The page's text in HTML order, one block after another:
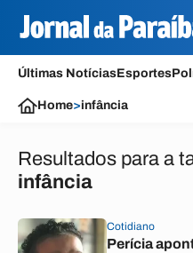
Últimas NotíciasEsportes
Home>infância
Resultados para a
infância
Cotidiano
Perícia